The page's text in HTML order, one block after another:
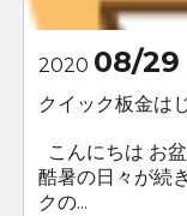
2020 08/29
クイック板金は
こんにちは お
酷暑の日々が続
クの...